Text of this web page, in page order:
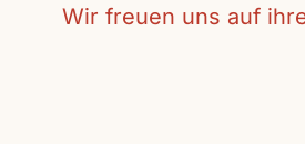
Wir freuen uns auf